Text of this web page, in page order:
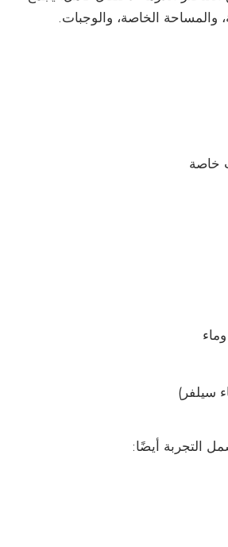
والمساحة الخاصة، والوجبات.
خاصة
سيلفر)
التجربة أيضًا: